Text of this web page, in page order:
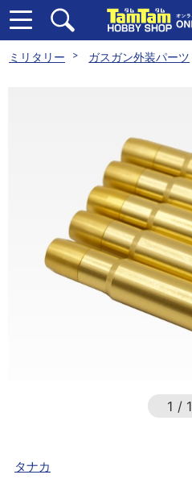
ミリタリー ガスガン外装パーツ
1 / 1
タナカ